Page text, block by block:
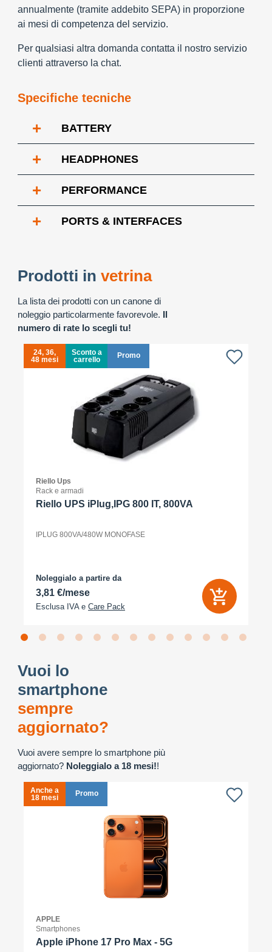
annualmente (tramite addebito SEPA) in proporzione
ai mesi di competenza del servizio.
Per qualsiasi altra domanda contatta il nostro servizio
clienti attraverso la chat.
Specifiche tecniche
+ BATTERY
+ HEADPHONES
+ PERFORMANCE
+ PORTS & INTERFACES
Prodotti in vetrina
La lista dei prodotti con un canone di
noleggio particolarmente favorevole. Il
numero di rate lo scegli tu!
24, 36,
48 mesi
Sconto a
carrello
Promo
Riello Ups
Rack e armadi
Riello UPS iPlug,IPG 800 IT, 800VA
IPLUG 800VA/480W MONOFASE
Noleggialo a partire da
3,81 €/mese
Esclusa IVA e Care Pack
Vuoi lo
smartphone
sempre
aggiornato?
Vuoi avere sempre lo smartphone più
aggiornato? Noleggialo a 18 mesi!!
Anche a
18 mesi
Promo
APPLE
Smartphones
Apple iPhone 17 Pro Max - 5G